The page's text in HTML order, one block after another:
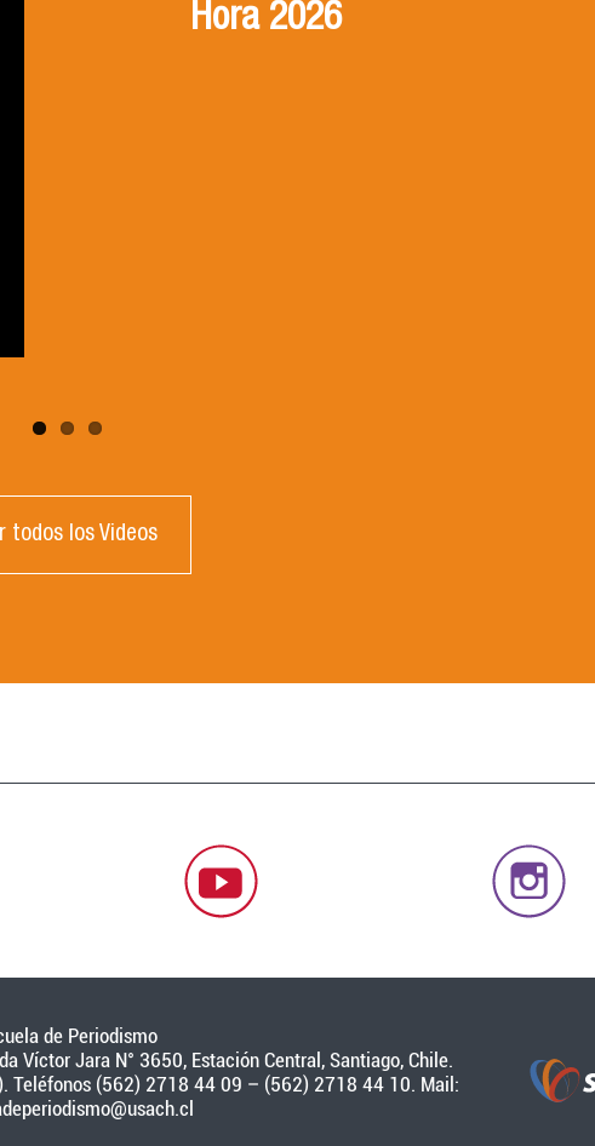
Hora 2026
todos los Videos
de Periodismo
Víctor Jara N° 3650, Estación Central, Santiago, Chile.
Teléfonos (562) 2718 44 09 – (562) 2718 44 10. Mail: